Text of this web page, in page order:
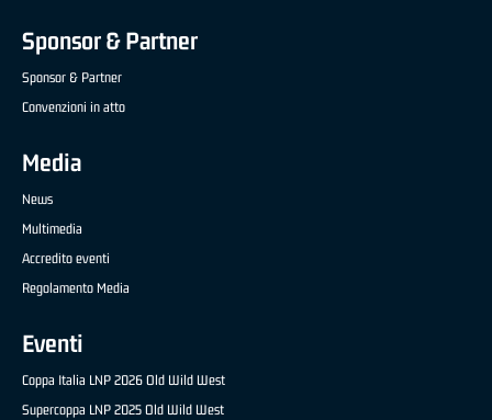
Sponsor & Partner
Sponsor & Partner
Convenzioni in atto
Media
News
Multimedia
Accredito eventi
Regolamento Media
Eventi
Coppa Italia LNP 2026 Old Wild West
Supercoppa LNP 2025 Old Wild West